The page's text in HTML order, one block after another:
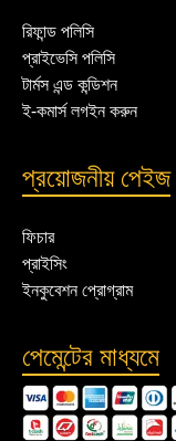
রিফান্ড পলিসি
প্রাইভেসি পলিসি
টার্মস এন্ড কন্ডিশন
ই-কমার্স লগইন করুন
প্রয়োজনীয় পেইজ
ফিচার
প্রাইসিং
ইনকুবেশন প্রোগ্রাম
পেমেন্টের মাধ্যমে